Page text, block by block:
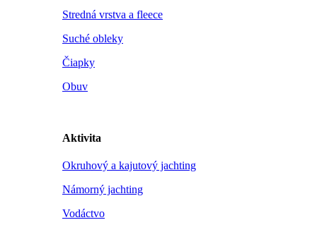
Stredná vrstva a fleece
Suché obleky
Čiapky
Obuv
Aktivita
Okruhový a kajutový jachting
Námorný jachting
Vodáctvo